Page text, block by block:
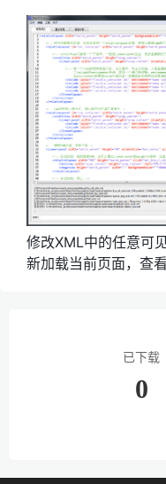
修改XML中的任意可
新加载当前页面，查看
已下载
0